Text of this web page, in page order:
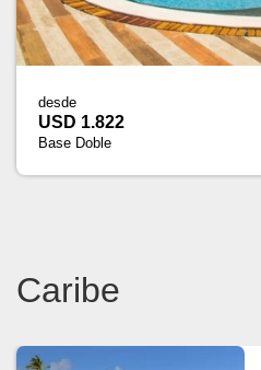
desde
USD 1.822
Base Doble
Caribe